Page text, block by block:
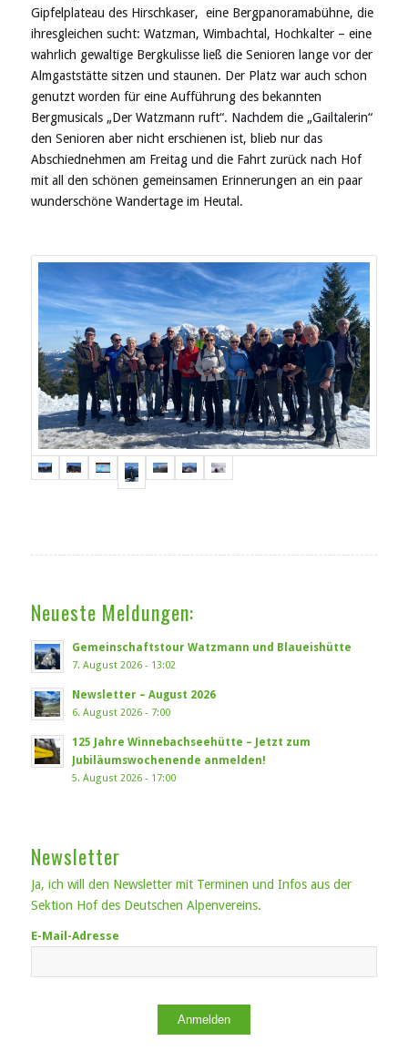
Gipfelplateau des Hirschkaser, eine Bergpanoramabühne, die
ihresgleichen sucht: Watzman, Wimbachtal, Hochkalter – eine
wahrlich gewaltige Bergkulisse ließ die Senioren lange vor der
Almgaststätte sitzen und staunen. Der Platz war auch schon
genutzt worden für eine Aufführung des bekannten
Bergmusicals „Der Watzmann ruft“. Nachdem die „Gailtalerin“
den Senioren aber nicht erschienen ist, blieb nur das
Abschiednehmen am Freitag und die Fahrt zurück nach Hof
mit all den schönen gemeinsamen Erinnerungen an ein paar
wunderschöne Wandertage im Heutal.
Neueste Meldungen:
Gemeinschaftstour Watzmann und Blaueishütte
7. August 2026 - 13:02
Newsletter – August 2026
6. August 2026 - 7:00
125 Jahre Winnebachseehütte – Jetzt zum
Jubiläumswochenende anmelden!
5. August 2026 - 17:00
Newsletter
Ja, ich will den Newsletter mit Terminen und Infos aus der
Sektion Hof des Deutschen Alpenvereins.
E-Mail-Adresse
Anmelden